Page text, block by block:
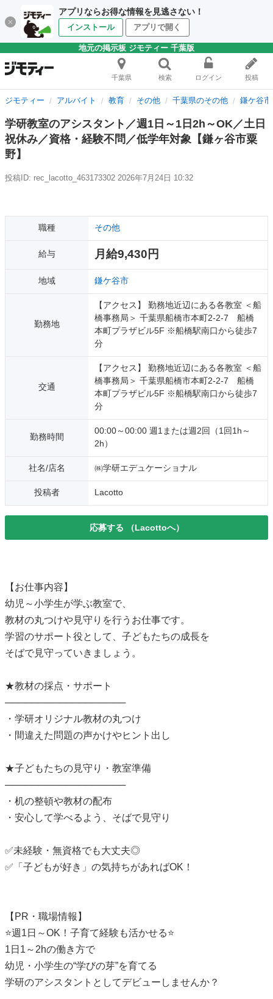
アプリならお得な情報を見逃さない！
インストール アプリで開く
地元の掲示板 ジモティー 千葉版
千葉県 検索 ログイン 投稿
ジモティー アルバイト 教育 その他 千葉県のその他 鎌ケ谷
学研教室のアシスタント／週1日～1日2h～OK／土日
祝休み／資格・経験不問／低学年対象【鎌ヶ谷市粟
野】
投稿ID: rec_lacotto_463173302 2026年7月24日 10:32
職種 その他
給与 月給9,430円
地域 鎌ケ谷市
勤務地
【アクセス】 勤務地近辺にある各教室 ＜船
橋事務局＞ 千葉県船橋市本町2-2-7 船橋
本町プラザビル5F ※船橋駅南口から徒歩7
分
交通
【アクセス】 勤務地近辺にある各教室 ＜船
橋事務局＞ 千葉県船橋市本町2-2-7 船橋
本町プラザビル5F ※船橋駅南口から徒歩7
分
勤務時間
00:00～00:00 週1または週2回（1回1h～
2h）
社名/店名 ㈱学研エデュケーショナル
投稿者 Lacotto
応募する （Lacottoへ）
【お仕事内容】
幼児～小学生が学ぶ教室で、
教材の丸つけや見守りを行うお仕事です。
学習のサポート役として、子どもたちの成長を
そばで見守っていきましょう。
★教材の採点・サポート
──────────────────
・学研オリジナル教材の丸つけ
・間違えた問題の声かけやヒント出し
★子どもたちの見守り・教室準備
──────────────────
・机の整頓や教材の配布
・安心して学べるよう、そばで見守り
✅未経験・無資格でも大丈夫◎
✅「子どもが好き」の気持ちがあればOK！
【PR・職場情報】
⭐週1日～OK！子育て経験も活かせる⭐
1日1～2hの働き方で
幼児・小学生の“学びの芽”を育てる
学研のアシスタントとしてデビューしませんか？